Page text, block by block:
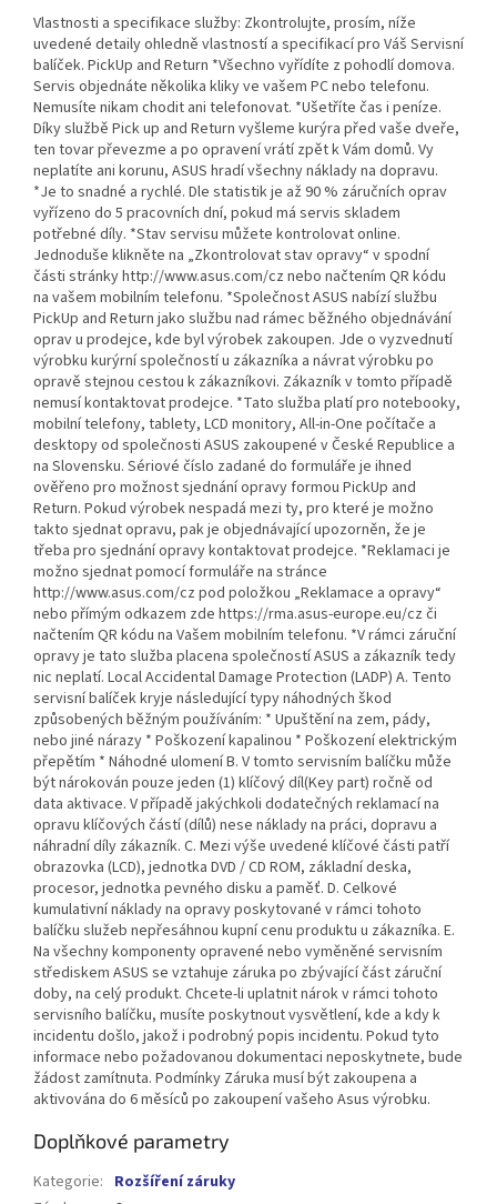
Vlastnosti a specifikace služby: Zkontrolujte, prosím, níže
uvedené detaily ohledně vlastností a specifikací pro Váš Servisní
balíček. PickUp and Return *Všechno vyřídíte z pohodlí domova.
Servis objednáte několika kliky ve vašem PC nebo telefonu.
Nemusíte nikam chodit ani telefonovat. *Ušetříte čas i peníze.
Díky službě Pick up and Return vyšleme kurýra před vaše dveře,
ten tovar převezme a po opravení vrátí zpět k Vám domů. Vy
neplatíte ani korunu, ASUS hradí všechny náklady na dopravu.
*Je to snadné a rychlé. Dle statistik je až 90 % záručních oprav
vyřízeno do 5 pracovních dní, pokud má servis skladem
potřebné díly. *Stav servisu můžete kontrolovat online.
Jednoduše klikněte na „Zkontrolovat stav opravy“ v spodní
části stránky http://www.asus.com/cz nebo načtením QR kódu
na vašem mobilním telefonu. *Společnost ASUS nabízí službu
PickUp and Return jako službu nad rámec běžného objednávání
oprav u prodejce, kde byl výrobek zakoupen. Jde o vyzvednutí
výrobku kurýrní společností u zákazníka a návrat výrobku po
opravě stejnou cestou k zákazníkovi. Zákazník v tomto případě
nemusí kontaktovat prodejce. *Tato služba platí pro notebooky,
mobilní telefony, tablety, LCD monitory, All-in-One počítače a
desktopy od společnosti ASUS zakoupené v České Republice a
na Slovensku. Sériové číslo zadané do formuláře je ihned
ověřeno pro možnost sjednání opravy formou PickUp and
Return. Pokud výrobek nespadá mezi ty, pro které je možno
takto sjednat opravu, pak je objednávající upozorněn, že je
třeba pro sjednání opravy kontaktovat prodejce. *Reklamaci je
možno sjednat pomocí formuláře na stránce
http://www.asus.com/cz pod položkou „Reklamace a opravy“
nebo přímým odkazem zde https://rma.asus-europe.eu/cz či
načtením QR kódu na Vašem mobilním telefonu. *V rámci záruční
opravy je tato služba placena společností ASUS a zákazník tedy
nic neplatí. Local Accidental Damage Protection (LADP) A. Tento
servisní balíček kryje následující typy náhodných škod
způsobených běžným používáním: * Upuštění na zem, pády,
nebo jiné nárazy * Poškození kapalinou * Poškození elektrickým
přepětím * Náhodné ulomení B. V tomto servisním balíčku může
být nárokován pouze jeden (1) klíčový díl(Key part) ročně od
data aktivace. V případě jakýchkoli dodatečných reklamací na
opravu klíčových částí (dílů) nese náklady na práci, dopravu a
náhradní díly zákazník. C. Mezi výše uvedené klíčové části patří
obrazovka (LCD), jednotka DVD / CD ROM, základní deska,
procesor, jednotka pevného disku a paměť. D. Celkové
kumulativní náklady na opravy poskytované v rámci tohoto
balíčku služeb nepřesáhnou kupní cenu produktu u zákazníka. E.
Na všechny komponenty opravené nebo vyměněné servisním
střediskem ASUS se vztahuje záruka po zbývající část záruční
doby, na celý produkt. Chcete-li uplatnit nárok v rámci tohoto
servisního balíčku, musíte poskytnout vysvětlení, kde a kdy k
incidentu došlo, jakož i podrobný popis incidentu. Pokud tyto
informace nebo požadovanou dokumentaci neposkytnete, bude
žádost zamítnuta. Podmínky Záruka musí být zakoupena a
aktivována do 6 měsíců po zakoupení vašeho Asus výrobku.
Doplňkové parametry
Kategorie: Rozšíření záruky